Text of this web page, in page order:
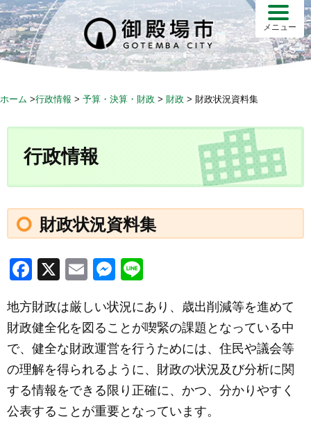
S
k
i
p
メニュー
ホーム >行政情報 > 予算・決算・財政 > 財政 > 財政状況資料集
行政情報
財政状況資料集
F
c
e
b
o
o
X
E
ail
M
ss
e
n
g
er
e
地方財政は厳しい状況にあり、歳出削減等を進めて
財政健全化を図ることが喫緊の課題となっている中
で、健全な財政運営を行うためには、住民や議会等
の理解を得られるように、財政の状況及び分析に関
する情報をできる限り正確に、かつ、分かりやすく
公表することが重要となっています。